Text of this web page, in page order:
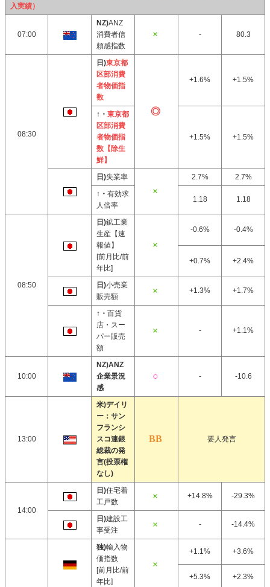
入実績）
07:00
NZ)ANZ
消費者信
頼感指数
- 80.3
08:30
日)東京都
区部消費
者物価指
数
+1.6% +1.5%
↑・ 東京都
区部消費
者物価指
数【除生
鮮】
+1.5% +1.5%
日)失業率 2.7%
2.7%
↑・ 有効求
人倍率
1.18 1.18
08:50
日)鉱工業
生産【速
報値】
[前月比/前
年比]
-0.6% -0.4%
+0.7% +2.4%
日)小売業
販売額
+1.3% +1.7%
↑・ 百貨
店・スー
パー販売
額
- +1.1%
10:00
NZ)ANZ
企業景況
感
- -10.6
13:00
米)デイリ
ー：サン
フランシ
スコ連銀
総裁の発
言(投票権
なし)
要人発言
14:00
日)住宅着
工戸数
+14.8% -29.3%
日)建設工
事受注
- -14.4%
独)輸入物
価指数
[前月比/前
年比]
+1.1% +3.6%
+5.3% +2.3%